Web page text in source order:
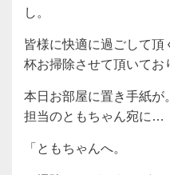
し。
皆様に快適に過ごして頂
杯お掃除させて頂いてお
本日お部屋に置き手紙が
担当のともちゃん宛に…
「ともちゃんへ。